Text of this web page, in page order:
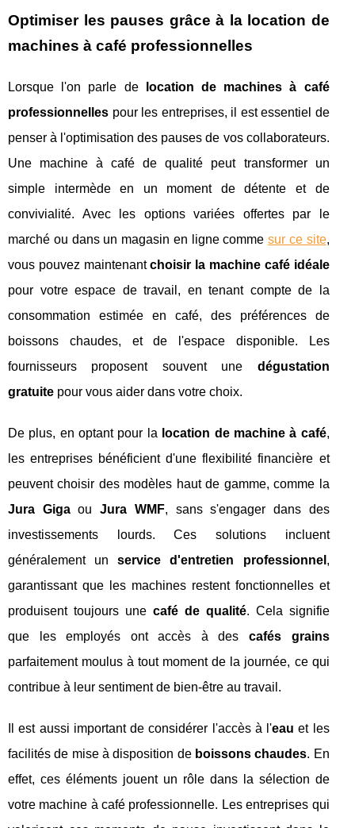
Optimiser les pauses grâce à la location de
machines à café professionnelles
Lorsque l'on parle de
location de machines à café
professionnelles pour les entreprises, il est essentiel de
penser à l'optimisation des pauses de vos collaborateurs.
Une machine à café de qualité peut transformer un
simple intermède en un moment de détente et de
convivialité. Avec les options variées offertes par le
marché ou dans un magasin en ligne commesur ce site,
vous pouvez maintenantchoisir la machine café idéale
pour votre espace de travail, en tenant compte de la
consommation estimée en café, des préférences de
boissons chaudes, et de l'espace disponible. Les
fournisseurs proposent souvent une dégustation
gratuite pour vous aider dans votre choix.
De plus, en optant pour la location de machine à café,
les entreprises bénéficient d'une flexibilité financière et
peuvent choisir des modèles haut de gamme, comme la
Jura GigaouJura WMF, sans s'engager dans des
investissements lourds. Ces solutions incluent
généralement unservice d'entretien professionnel ,
garantissant que les machines restent fonctionnelles et
produisent toujours une café de qualité. Cela signifie
que les employés ont accès à descafés grains
parfaitement moulus à tout moment de la journée, ce qui
contribue à leur sentiment de bien-être au travail.
Il est aussi important de considérer l'accès à l'eau et les
facilités de mise à disposition de boissons chaudes. En
effet, ces éléments jouent un rôle dans la sélection de
votre machine à café professionnelle. Les entreprises qui